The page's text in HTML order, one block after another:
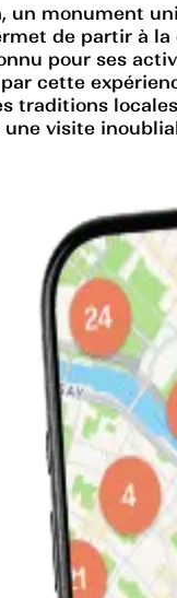
un monument
de partir à
pour ses
par cette
traditions
visite